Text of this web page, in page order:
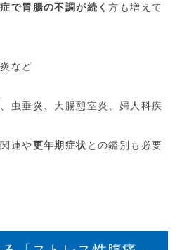
で胃腸の不調が続く方も増えて
など
虫垂炎、大腸憩室炎、婦人科疾
連や更年期症状 との鑑別も必要